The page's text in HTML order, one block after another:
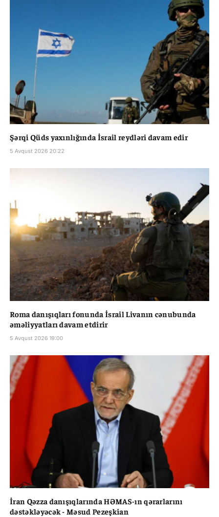
Şərqi Qüds yaxınlığında İsrail reydləri davam edir
5 Avqust 2026 20:22
Roma danışıqları fonunda İsrail Livanın cənubunda
əməliyyatları davam etdirir
5 Avqust 2026 19:00
İran Qəzza danışıqlarında HƏMAS-ın qərarlarını
dəstəkləyəcək - Məsud Pezeşkian